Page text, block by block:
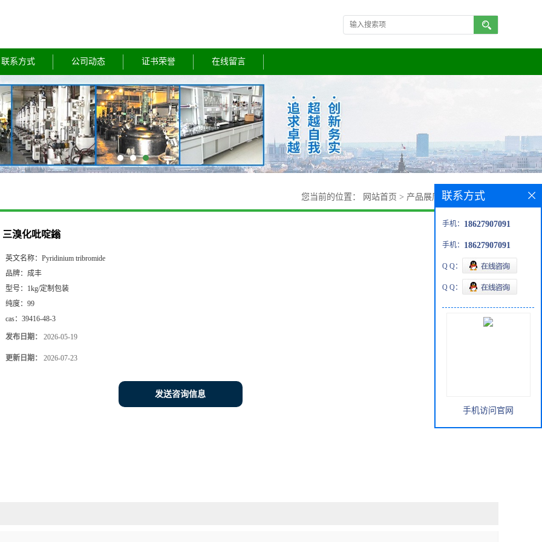
联系方式 公司动态 证书荣誉 在线留言
您当前的位置： 网站首页 > 产品展厅 >三溴化吡啶鎓
三溴化吡啶鎓
英文名称： Pyridinium tribromide
品牌： 成丰
型号： 1kg/定制包装
纯度： 99
cas： 39416-48-3
发布日期： 2026-05-19
更新日期： 2026-07-23
发送咨询信息
联系方式
手机： 18627907091
手机： 18627907091
Q Q：
Q Q：
手机访问官网